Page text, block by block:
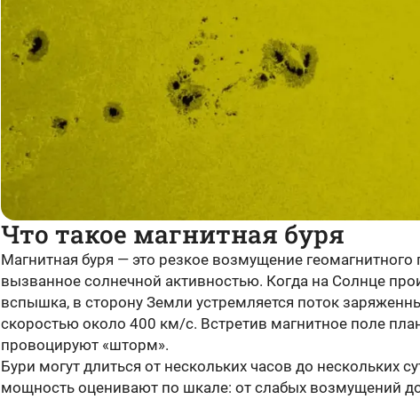
Что такое магнитная буря
Магнитная буря — это резкое возмущение геомагнитного
вызванное солнечной активностью. Когда на Солнце
вспышка, в сторону Земли устремляется поток
скоростью около 400 км/с. Встретив магнитное поле
провоцируют «шторм».
Бури могут длиться от нескольких часов до нескольких
мощность оценивают по шкале: от слабых возмущений